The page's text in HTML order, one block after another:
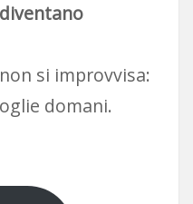
si improvvisa:
domani.